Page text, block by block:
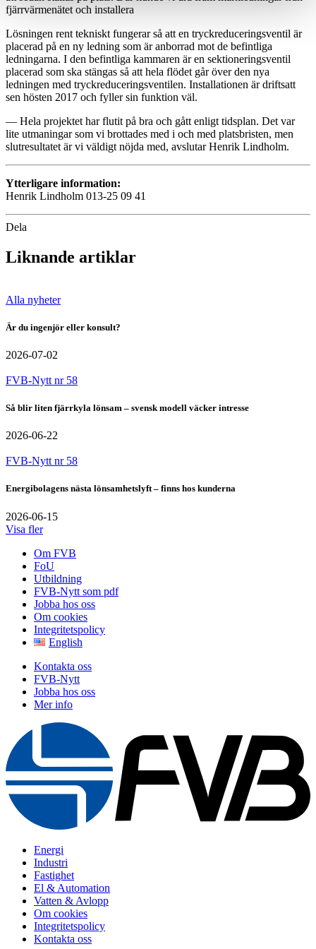
fjärrvärmenätet och installera
Lösningen rent tekniskt fungerar så att en tryckreduceringsventil är
placerad på en ny ledning som är anborrad mot de befintliga
ledningarna. I den befintliga kammaren är en sektioneringsventil
placerad som ska stängas så att hela flödet går över den nya
ledningen med tryckreduceringsventilen. Installationen är driftsatt
sen hösten 2017 och fyller sin funktion väl.
— Hela projektet har flutit på bra och gått enligt tidsplan. Det var
lite utmaningar som vi brottades med i och med platsbristen, men
slutresultatet är vi väldigt nöjda med, avslutar Henrik Lindholm.
Ytterligare information:
Henrik Lindholm 013-25 09 41
Dela
Liknande artiklar
Alla nyheter
Är du ingenjör eller konsult?
2026-07-02
FVB-Nytt nr 58
Så blir liten fjärrkyla lönsam – svensk modell väcker intresse
2026-06-22
FVB-Nytt nr 58
Energibolagens nästa lönsamhetslyft – finns hos kunderna
2026-06-15
Visa fler
Om FVB
FoU
Utbildning
FVB-Nytt som pdf
Jobba hos oss
Om cookies
Integritetspolicy
English
Kontakta oss
FVB-Nytt
Jobba hos oss
Mer info
Energi
Industri
Fastighet
El & Automation
Vatten & Avlopp
Om cookies
Integritetspolicy
Kontakta oss